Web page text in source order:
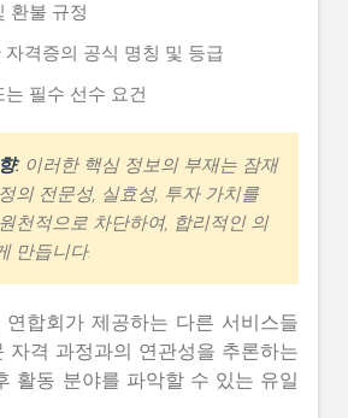
환불 규정
자격증의 공식 명칭 및 등급
는 필수 선수 요건
: 이러한 핵심 정보의 부재는 잠재
의 전문성, 실효성, 투자 가치를
천적으로 차단하여, 합리적인 의
만듭니다.
합회가 제공하는 다른 서비스들
자격 과정과의 연관성을 추론하는
활동 분야를 파악할 수 있는 유일